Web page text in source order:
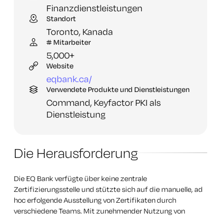
Die Herausforderung
Die EQ Bank verfügte über keine zentrale
Zertifizierungsstelle und stützte sich auf die manuelle, ad
hoc erfolgende Ausstellung von Zertifikaten durch
verschiedene Teams. Mit zunehmender Nutzung von
Finanzdienstleistungen
Standort
Toronto, Kanada
# Mitarbeiter
5,000+
Website
eqbank.ca/
Verwendete Produkte und Dienstleistungen
Command, Keyfactor PKI als
Dienstleistung